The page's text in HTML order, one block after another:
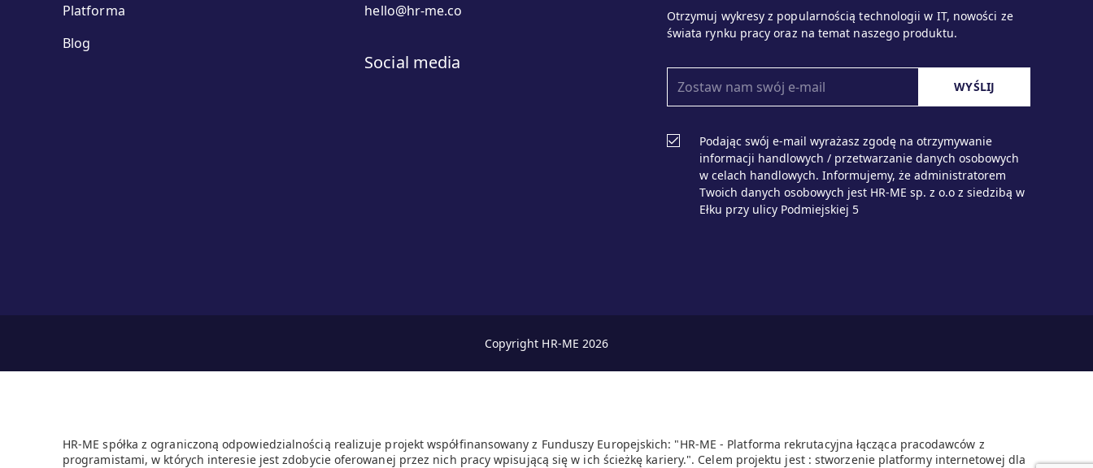
Platforma
Blog
hello@hr-me.co
Social media
Otrzymuj wykresy z popularnością technologii w IT, nowości ze
świata rynku pracy oraz na temat naszego produktu.
Podając swój e-mail wyrażasz zgodę na otrzymywanie
informacji handlowych / przetwarzanie danych osobowych
w celach handlowych. Informujemy, że administratorem
Twoich danych osobowych jest HR-ME sp. z o.o z siedzibą w
Ełku przy ulicy Podmiejskiej 5
Copyright HR-ME 2026
HR-ME spółka z ograniczoną odpowiedzialnością realizuje projekt współfinansowany z Funduszy Europejskich: "HR-ME - Platforma rekrutacyjna łącząca pracodawców z
programistami, w których interesie jest zdobycie oferowanej przez nich pracy wpisującą się w ich ścieżkę kariery.". Celem projektu jest : stworzenie platformy internetowej dla